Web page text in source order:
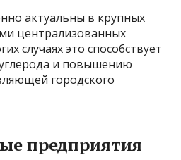
актуальны в крупных
централизованных
случаях это способствует
и повышению
городского
предприятия